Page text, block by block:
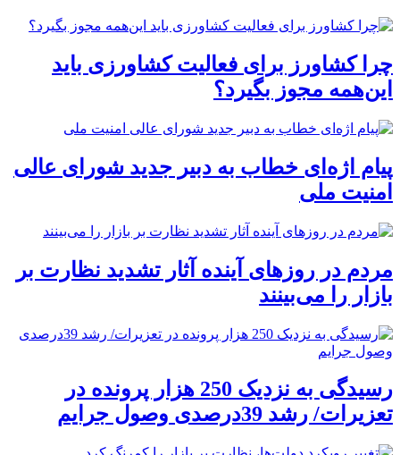
چرا کشاورز برای فعالیت کشاورزی باید
این‌همه مجوز بگیرد؟
پیام اژه‌ای خطاب به دبیر جدید شورای عالی
امنیت ملی
مردم در روزهای آینده آثار تشدید نظارت بر
بازار را می‌بینند
رسیدگی به نزدیک 250 هزار پرونده در
تعزیرات/ رشد 39درصدی وصول جرایم